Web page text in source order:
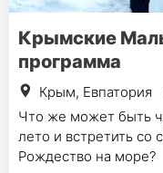
Крымские
программа
Крым, Евпатория
Что же может быть
лето и встретить со
Рождество на море?